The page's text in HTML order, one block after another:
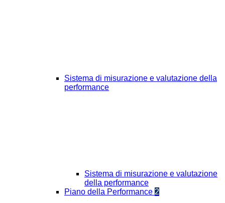
Sistema di misurazione e valutazione della
performance
Sistema di misurazione e valutazione
della performance
Piano della Performance 2